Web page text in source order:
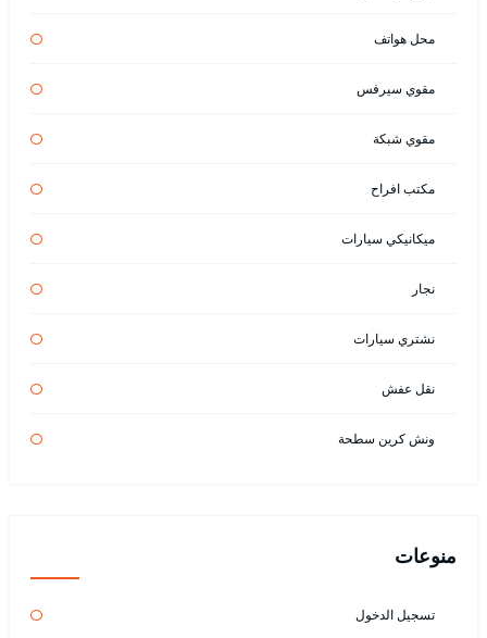
محل هواتف
مقوي سيرفس
مقوي شبكة
مكتب افراح
ميكانيكي سيارات
نجار
نشتري سيارات
نقل عفش
ونش كرين سطحة
منوعات
تسجيل الدخول